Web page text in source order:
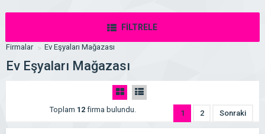
FİLTRELE
Firmalar Ev Eşyaları Mağazası
Ev Eşyaları Mağazası
Toplam 12firma bulundu. 1 2 Sonraki